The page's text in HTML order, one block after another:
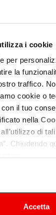
i cookie
per
la
traffico.
cookie o
il tuo
nella
di
Chiudendo
Accetta
in lingua dei
–
, video in
la figura di
di
Stargate
Dalla
Casa Bondi
a
nel
produzione
modenese-